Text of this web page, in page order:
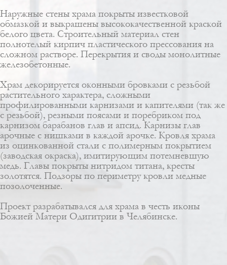
Наружные стены храма покрыты известковой
обмазкой и выкрашены высококачественной краской
белого цвета. Строительный материал стен
полнотелый кирпич пластического прессования на
сложном растворе. Перекрытия и своды монолитные
железобетонные.
Храм декорируется оконными бровками с резьбой
растительного характера, сложными
профилированными карнизами и капителями (так же
с резьбой), резными поясами и поребриком под
карнизом барабанов глав и апсид. Карнизы глав
арочные с нишками в каждой арочке. Кровля храма
из оцинкованной стали с полимерным покрытием
(заводская окраска), имитирующим потемневшую
медь. Главы покрыты нитридом титана, кресты
золотятся. Подзоры по периметру кровли медные
позолоченные.
Проект разрабатывался для храма в честь иконы
Божией Матери Одигитрии в Челябинске.